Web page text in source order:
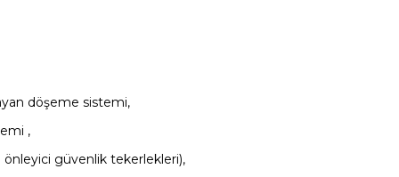
döşeme sistemi,
,
güvenlik tekerlekleri),